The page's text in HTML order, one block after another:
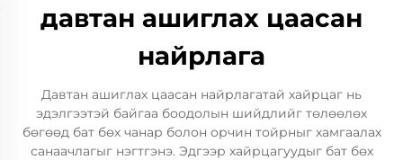
давтан ашиглах цаасан
найрлага
Давтан ашиглах цаасан найрлагатай хайрцаг нь
эдэлгээтэй байгаа боодолын шийдлийг төлөөлөх
бөгөөд бат бөх чанар болон орчин тойрныг хамгаалах
санаачлагыг нэгтгэнэ. Эдгээр хайрцагуудыг бат бөх